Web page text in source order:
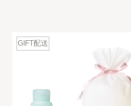
GIFT配送